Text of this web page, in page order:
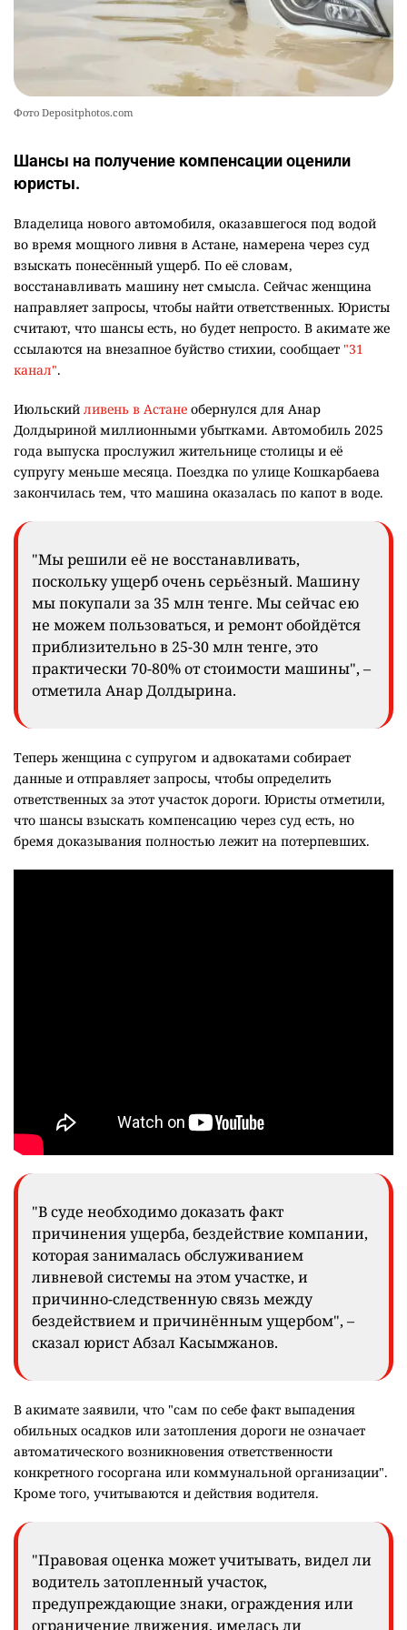
Фото Depositphotos.com
Шансы на получение компенсации оценили
юристы.
Владелица нового автомобиля, оказавшегося под водой
во время мощного ливня в Астане, намерена через суд
взыскать понесённый ущерб. По её словам,
восстанавливать машину нет смысла. Сейчас женщина
направляет запросы, чтобы найти ответственных. Юристы
считают, что шансы есть, но будет непросто. В акимате же
ссылаются на внезапное буйство стихии, сообщает "31
канал".
Июльский ливень в Астане обернулся для Анар
Долдыриной миллионными убытками. Автомобиль 2025
года выпуска прослужил жительнице столицы и её
супругу меньше месяца. Поездка по улице Кошкарбаева
закончилась тем, что машина оказалась по капот в воде.
"Мы решили её не восстанавливать,
поскольку ущерб очень серьёзный. Машину
мы покупали за 35 млн тенге. Мы сейчас ею
не можем пользоваться, и ремонт обойдётся
приблизительно в 25-30 млн тенге, это
практически 70-80% от стоимости машины", –
отметила Анар Долдырина.
Теперь женщина с супругом и адвокатами собирает
данные и отправляет запросы, чтобы определить
ответственных за этот участок дороги. Юристы отметили,
что шансы взыскать компенсацию через суд есть, но
бремя доказывания полностью лежит на потерпевших.
"В суде необходимо доказать факт
причинения ущерба, бездействие компании,
которая занималась обслуживанием
ливневой системы на этом участке, и
причинно-следственную связь между
бездействием и причинённым ущербом", –
сказал юрист Абзал Касымжанов.
В акимате заявили, что "сам по себе факт выпадения
обильных осадков или затопления дороги не означает
автоматического возникновения ответственности
конкретного госоргана или коммунальной организации".
Кроме того, учитываются и действия водителя.
"Правовая оценка может учитывать, видел ли
водитель затопленный участок,
предупреждающие знаки, ограждения или
ограничение движения, имелась ли